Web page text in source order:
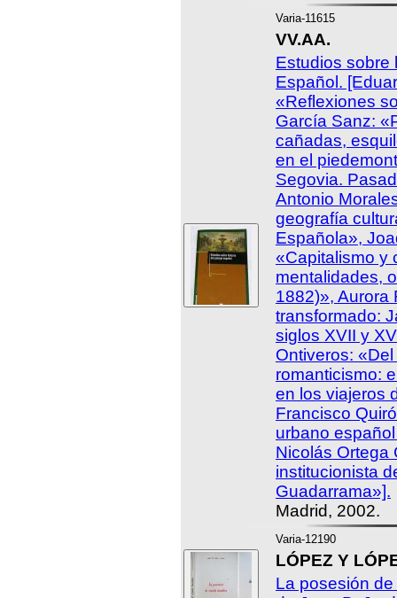
Varia-11615
VV.AA.
Estudios sobre
Español.
«Reflexiones
García Sanz:
cañadas,
en el
Segovia.
Antonio
geografía
Española»,
«Capitalismo y
mentalidades,
1882)», Aurora
transformado:
siglos XVII y
Ontiveros:
romanticismo:
en los viajeros
Francisco
urbano
Nicolás Ortega
institucionista
Guadarrama»].
Madrid, 2002.
Varia-12190
LÓPEZ Y
La posesión